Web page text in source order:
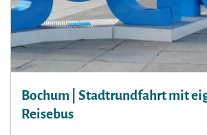
Bochum | Stadtrundfahrt mit
Reisebus